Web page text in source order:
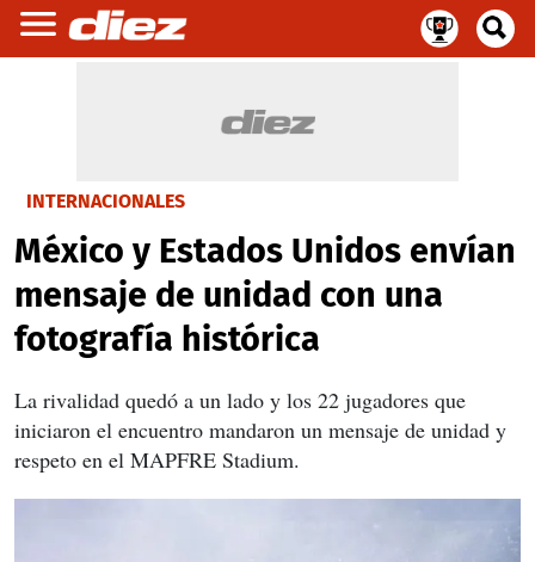
INTERNACIONALES
México y Estados Unidos envían
mensaje de unidad con una
fotografía histórica
La rivalidad quedó a un lado y los 22 jugadores que
iniciaron el encuentro mandaron un mensaje de unidad y
respeto en el MAPFRE Stadium.